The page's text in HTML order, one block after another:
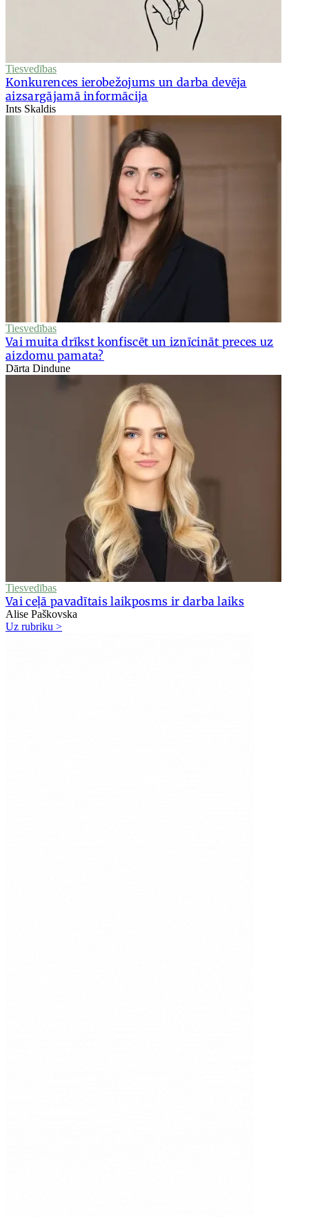
Tiesvedības
Konkurences ierobežojums un darba devēja
aizsargājamā informācija
Ints Skaldis
Tiesvedības
Vai muita drīkst konfiscēt un iznīcināt preces uz
aizdomu pamata?
Dārta Dindune
Tiesvedības
Vai ceļā pavadītais laikposms ir darba laiks
Alise Paškovska
Uz rubriku >